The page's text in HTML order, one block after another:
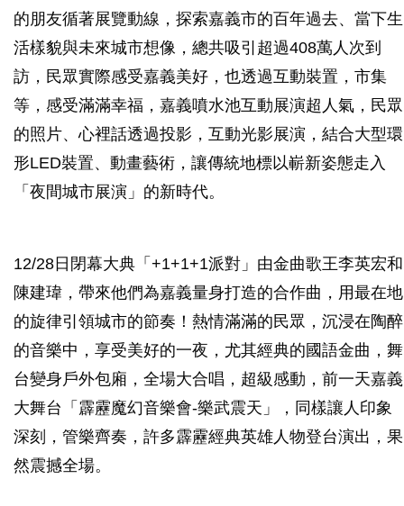
的朋友循著展覽動線，探索嘉義市的百年過去、當下生
活樣貌與未來城市想像，總共吸引超過408萬人次到
訪，民眾實際感受嘉義美好，也透過互動裝置，市集
等，感受滿滿幸福，嘉義噴水池互動展演超人氣，民眾
的照片、心裡話透過投影，互動光影展演，結合大型環
形LED裝置、動畫藝術，讓傳統地標以嶄新姿態走入
「夜間城市展演」的新時代。
12/28日閉幕大典「+1+1+1派對」由金曲歌王李英宏和
陳建瑋，帶來他們為嘉義量身打造的合作曲，用最在地
的旋律引領城市的節奏！熱情滿滿的民眾，沉浸在陶醉
的音樂中，享受美好的一夜，尤其經典的國語金曲，舞
台變身戶外包廂，全場大合唱，超級感動，前一天嘉義
大舞台「霹靂魔幻音樂會-樂武震天」，同樣讓人印象
深刻，管樂齊奏，許多霹靂經典英雄人物登台演出，果
然震撼全場。